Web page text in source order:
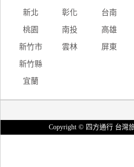
新北 彰化 台南
桃園 南投 高雄
新竹市 雲林 屏東
新竹縣
宜蘭
Copyright © 四方通行 台灣